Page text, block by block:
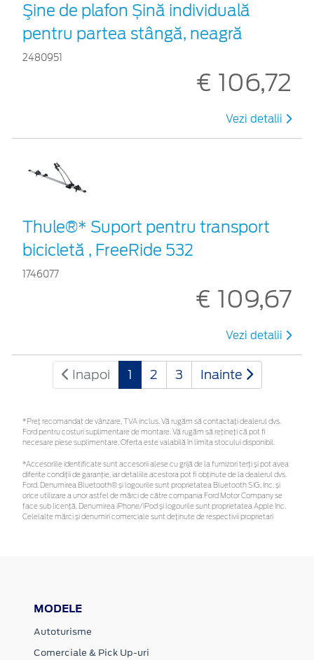
Şine de plafon Șină individuală
pentru partea stângă, neagră
2480951
€ 106,72
Vezi detalii
Thule®* Suport pentru transport
bicicletă , FreeRide 532
1746077
€ 109,67
Vezi detalii
Inapoi 1 2 3 Inainte
*Preţ recomandat de vânzare, TVA inclus. Vă rugăm să contactaţi dealerul dvs.
Ford pentru costuri suplimentare de montare. Vă rugăm să rețineți că pot fi
necesare piese suplimentare. Oferta este valabilă în limita stocului disponibil.
*Accesoriile identificate sunt accesorii alese cu grijă de la furnizori terți și pot avea
diferite condiții de garanție, iar detaliile acestora pot fi obținute de la dealerul dvs.
Ford. Denumirea Bluetooth® și logourile sunt proprietatea Bluetooth SIG, Inc. și
orice utilizare a unor astfel de mărci de către compania Ford Motor Company se
face sub licență. Denumirea iPhone/iPod și logourile sunt proprietatea Apple Inc.
Celelalte mărci și denumiri comerciale sunt deținute de respectivii proprietari
MODELE
Autoturisme
Comerciale & Pick Up-uri